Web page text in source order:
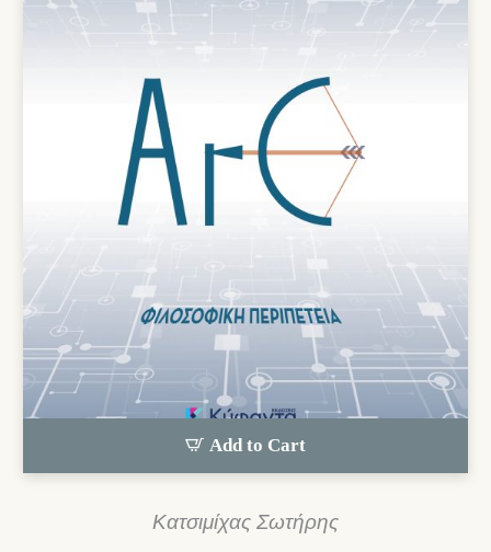
Add to Cart
Κατσιμίχας Σωτήρης